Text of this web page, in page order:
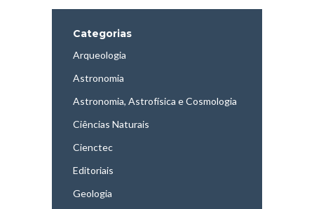
Categorias
Arqueologia
Astronomia
Astronomia, Astrofísica e Cosmologia
Ciências Naturais
Cienctec
Editoriais
Geologia